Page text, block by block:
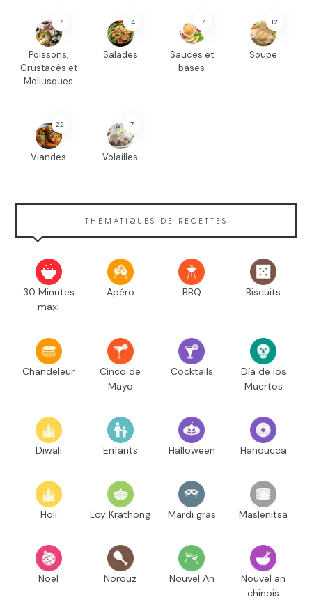
17
Poissons,
Crustacés et
Mollusques
14
Salades
7
Sauces et
bases
12
Soupe
22
Viandes
7
Volailles
THÉMATIQUES DE RECETTES
30 Minutes
maxi
Apéro BBQ Biscuits
Chandeleur
Cinco de
Mayo
Cocktails
Día de los
Muertos
Diwali Enfants Halloween Hanoucca
Holi Loy Krathong Mardi gras Maslenitsa
Noël Norouz Nouvel An
Nouvel an
chinois